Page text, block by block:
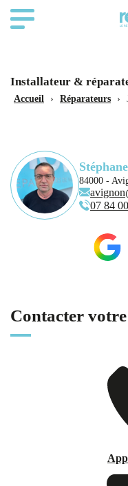
Installateur &
Accueil › Réparateurs ›
84000 -
07 84
Contacter